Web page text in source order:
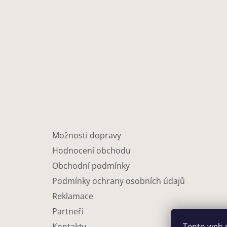
Možnosti dopravy
Hodnocení obchodu
Obchodní podmínky
Podmínky ochrany osobních údajů
Reklamace
Partneři